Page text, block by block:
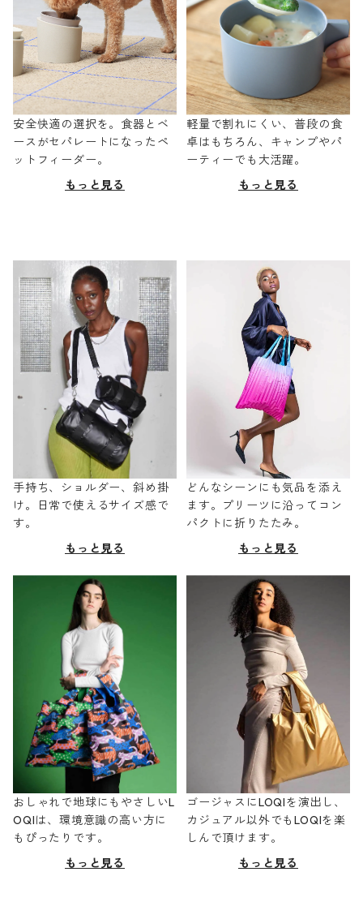
安全快適の選択を。食器とベ
ースがセパレートになったペ
ットフィーダー。
もっと見る
軽量で割れにくい、普段の食
卓はもちろん、キャンプやパ
ーティーでも大活躍。
もっと見る
手持ち、ショルダー、斜め掛
け。日常で使えるサイズ感で
す。
もっと見る
どんなシーンにも気品を添え
ます。プリーツに沿ってコン
パクトに折りたたみ。
もっと見る
おしゃれで地球にもやさしいL
OQIは、環境意識の高い方に
もぴったりです。
もっと見る
ゴージャスにLOQIを演出し、
カジュアル以外でもLOQIを楽
しんで頂けます。
もっと見る